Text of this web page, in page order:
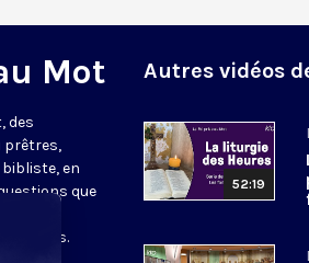
Mot
des
prêtres,
en
que
foi, la
Autres vidéos
52:19